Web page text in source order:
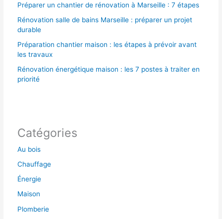
Préparer un chantier de rénovation à Marseille : 7 étapes
Rénovation salle de bains Marseille : préparer un projet
durable
Préparation chantier maison : les étapes à prévoir avant
les travaux
Rénovation énergétique maison : les 7 postes à traiter en
priorité
Catégories
Au bois
Chauffage
Énergie
Maison
Plomberie